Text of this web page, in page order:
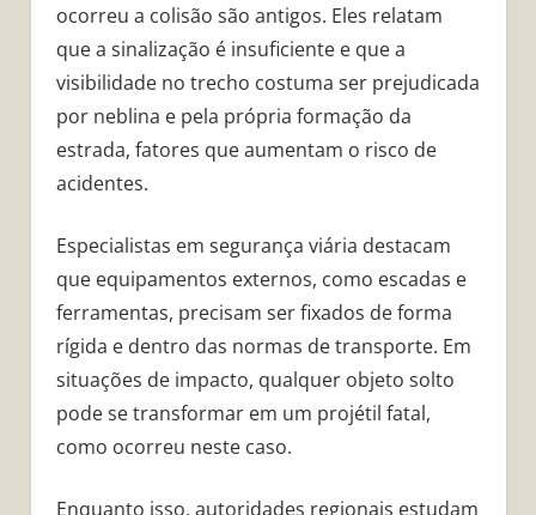
ocorreu a colisão são antigos. Eles relatam
que a sinalização é insuficiente e que a
visibilidade no trecho costuma ser prejudicada
por neblina e pela própria formação da
estrada, fatores que aumentam o risco de
acidentes.
Especialistas em segurança viária destacam
que equipamentos externos, como escadas e
ferramentas, precisam ser fixados de forma
rígida e dentro das normas de transporte. Em
situações de impacto, qualquer objeto solto
pode se transformar em um projétil fatal,
como ocorreu neste caso.
Enquanto isso, autoridades regionais estudam